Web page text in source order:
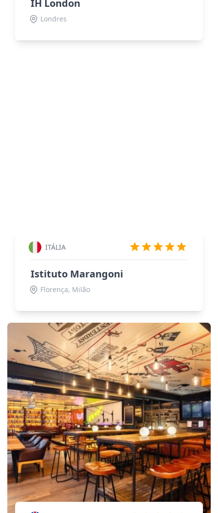
IH London
Londres
ITÁLIA
Istituto Marangoni
Florença, Milão